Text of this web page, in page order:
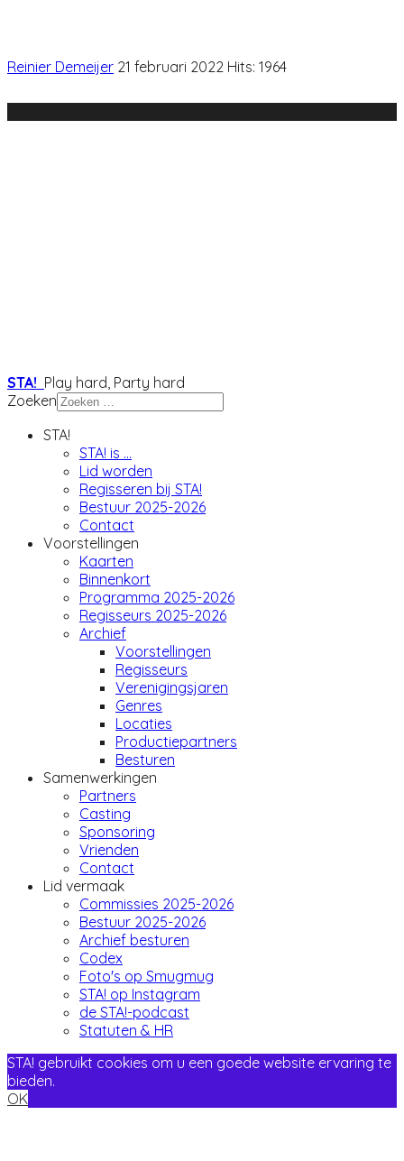
Reinier Demeijer 21 februari 2022 Hits: 1964
STA! Play hard, Party hard
Zoeken
STA!
STA! is ...
Lid worden
Regisseren bij STA!
Bestuur 2025-2026
Contact
Voorstellingen
Kaarten
Binnenkort
Programma 2025-2026
Regisseurs 2025-2026
Archief
Voorstellingen
Regisseurs
Verenigingsjaren
Genres
Locaties
Productiepartners
Besturen
Samenwerkingen
Partners
Casting
Sponsoring
Vrienden
Contact
Lid vermaak
Commissies 2025-2026
Bestuur 2025-2026
Archief besturen
Codex
Foto's op Smugmug
STA! op Instagram
de STA!-podcast
Statuten & HR
STA! gebruikt cookies om u een goede website ervaring te
bieden.
OK